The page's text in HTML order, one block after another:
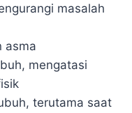
masalah
asma
mengatasi
terutama saat